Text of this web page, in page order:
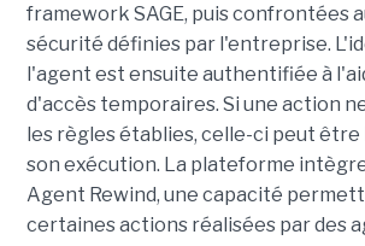
framework SAGE, puis confrontées
sécurité définies par l'entreprise.
l'agent est ensuite authentifiée à
d'accès temporaires. Si une action
les règles établies, celle-ci peut être
son exécution. La plateforme
Agent Rewind, une capacité
certaines actions réalisées par des